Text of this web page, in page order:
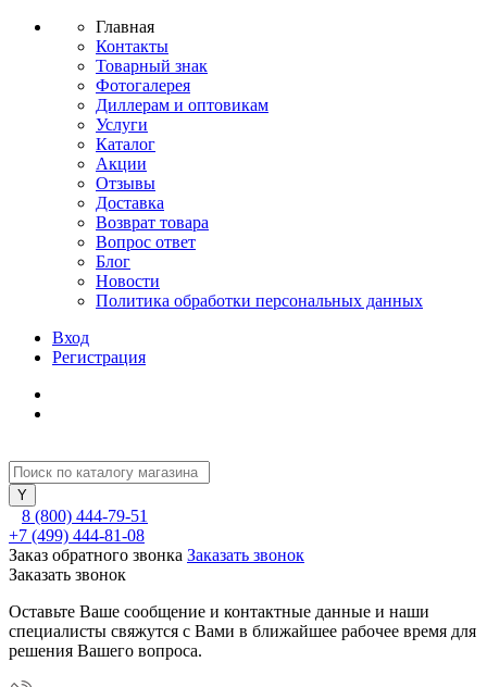
Главная
Контакты
Товарный знак
Фотогалерея
Диллерам и оптовикам
Услуги
Каталог
Акции
Отзывы
Доставка
Возврат товара
Вопрос ответ
Блог
Новости
Политика обработки персональных данных
Вход
Регистрация
8 (800) 444-79-51
+7 (499) 444-81-08
Заказ обратного звонка Заказать звонок
Заказать звонок
Оставьте Ваше сообщение и контактные данные и наши
специалисты свяжутся с Вами в ближайшее рабочее время для
решения Вашего вопроса.